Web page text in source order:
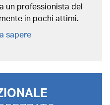
un professionista del
in pochi attimi.
sapere